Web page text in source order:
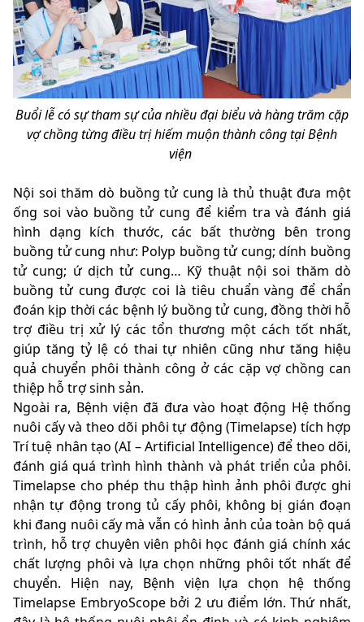
Buổi lễ có sự tham sự của nhiều đại biểu và hàng trăm cặp
vợ chồng từng điều trị hiếm muộn thành công tại Bệnh
viện
Nội soi thăm dò buồng tử cung là thủ thuật đưa một
ống soi vào buồng tử cung để kiểm tra và đánh giá
hình dạng kích thước, các bất thường bên trong
buồng tử cung như: Polyp buồng tử cung; dính buồng
tử cung; ứ dịch tử cung… Kỹ thuật nội soi thăm dò
buồng tử cung được coi là tiêu chuẩn vàng để chẩn
đoán kịp thời các bệnh lý buồng tử cung, đồng thời hỗ
trợ điều trị xử lý các tổn thương một cách tốt nhất,
giúp tăng tỷ lệ có thai tự nhiên cũng như tăng hiệu
quả chuyển phôi thành công ở các cặp vợ chồng can
thiệp hỗ trợ sinh sản.
Ngoài ra, Bệnh viện đã đưa vào hoạt động Hệ thống
nuôi cấy và theo dõi phôi tự động (Timelapse) tích hợp
Trí tuệ nhân tạo (AI – Artificial Intelligence) để theo dõi,
đánh giá quá trình hình thành và phát triển của phôi.
Timelapse cho phép thu thập hình ảnh phôi được ghi
nhận tự động trong tủ cấy phôi, không bị gián đoạn
khi đang nuôi cấy mà vẫn có hình ảnh của toàn bộ quá
trình, hỗ trợ chuyên viên phôi học đánh giá chính xác
chất lượng phôi và lựa chọn những phôi tốt nhất để
chuyển. Hiện nay, Bệnh viện lựa chọn hệ thống
Timelapse EmbryoScope bởi 2 ưu điểm lớn. Thứ nhất,